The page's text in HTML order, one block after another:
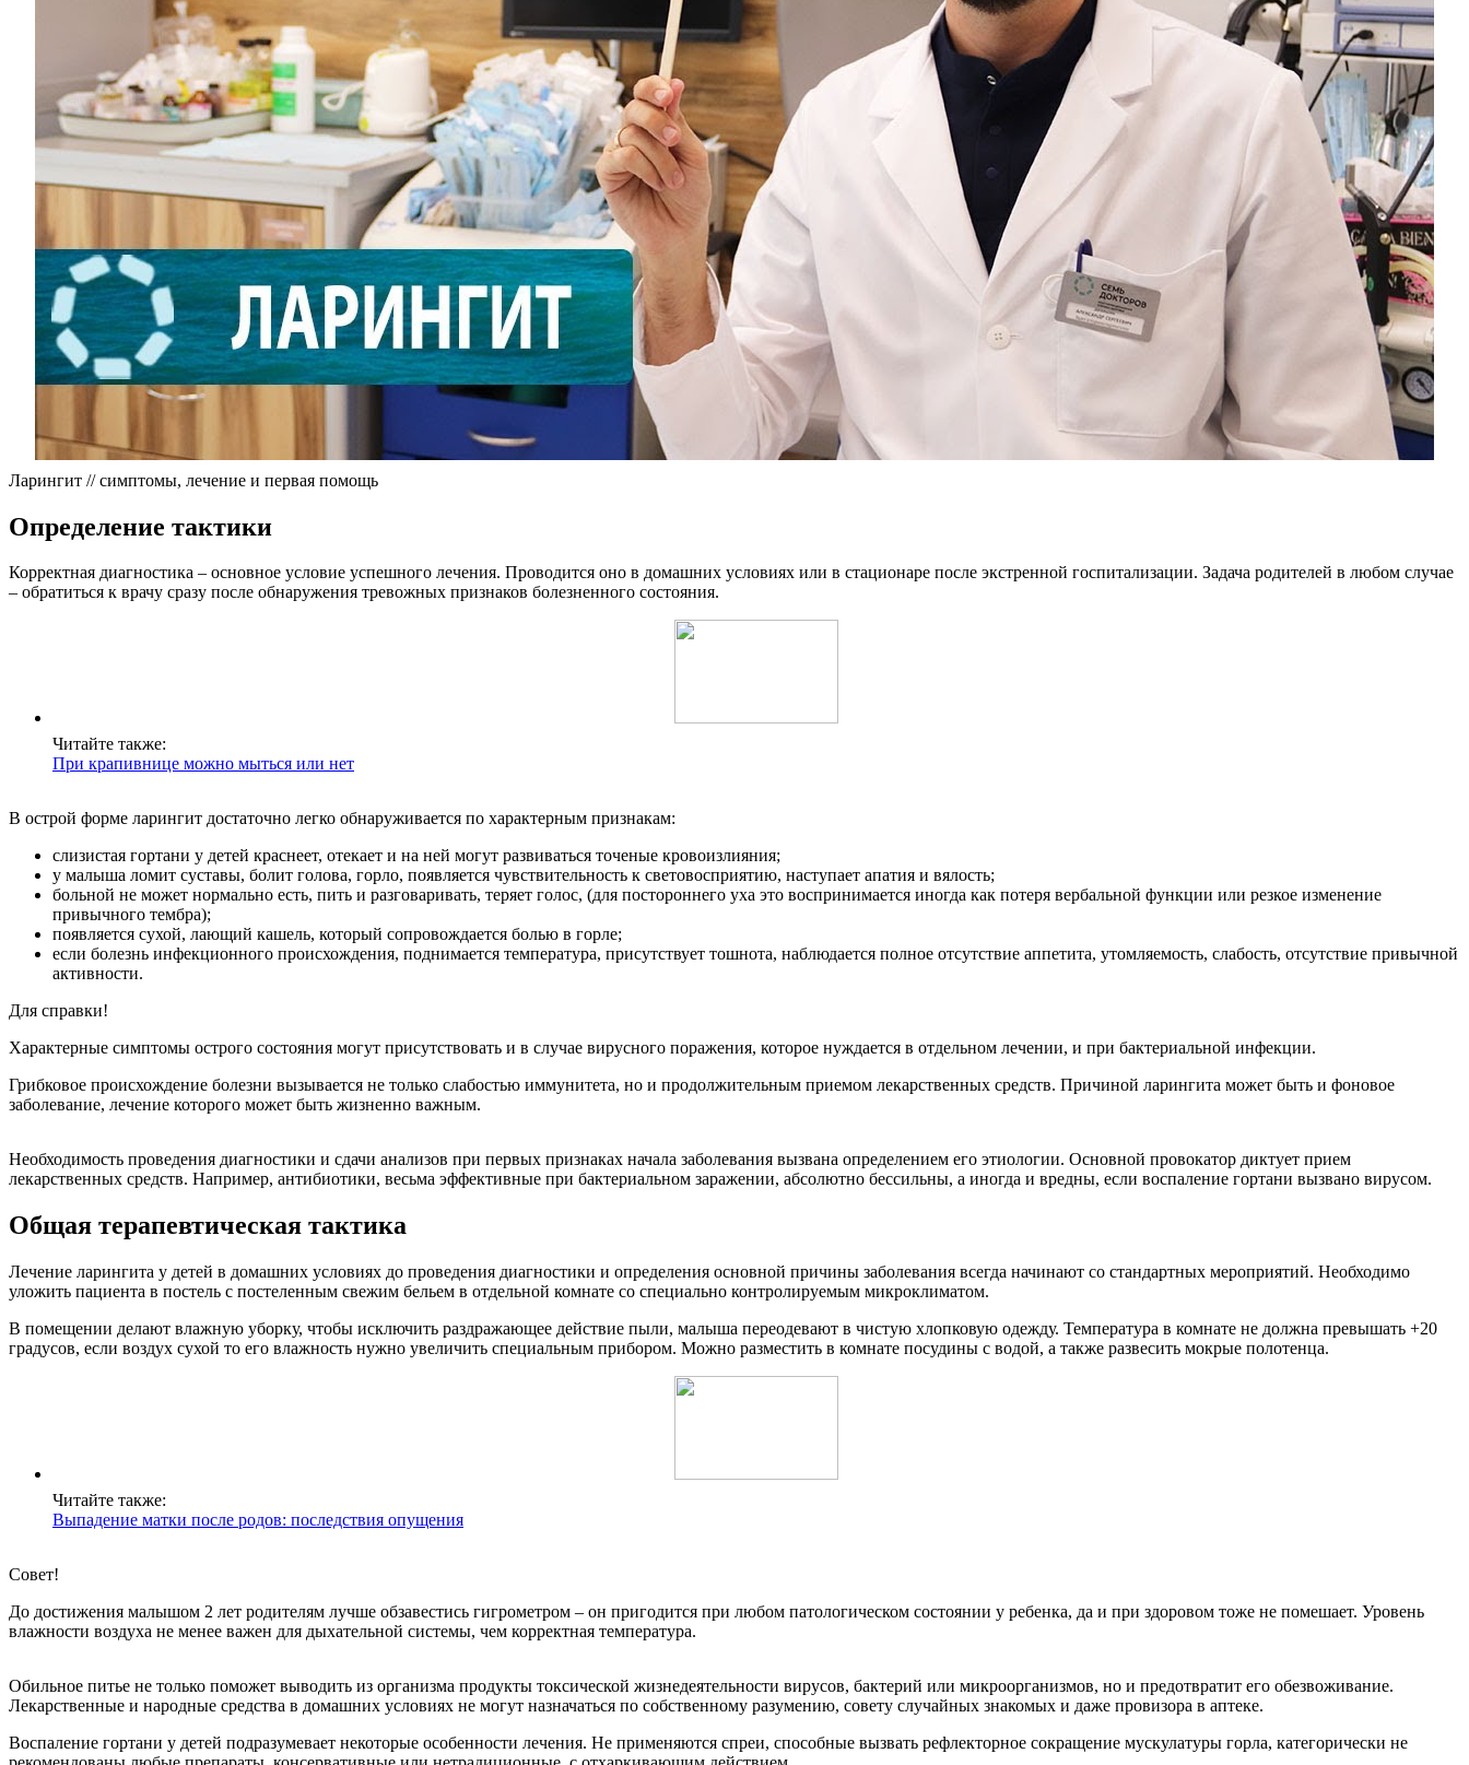
Ларингит // симптомы, лечение и первая помощь
Определение тактики
Корректная диагностика – основное условие успешного лечения. Проводится оно в домашних условиях или в стационаре после экстренной госпитализации. Задача родителей в любом случае
– обратиться к врачу сразу после обнаружения тревожных признаков болезненного состояния.
Читайте также:
При крапивнице можно мыться или нет
В острой форме ларингит достаточно легко обнаруживается по характерным признакам:
слизистая гортани у детей краснеет, отекает и на ней могут развиваться точеные кровоизлияния;
у малыша ломит суставы, болит голова, горло, появляется чувствительность к световосприятию, наступает апатия и вялость;
больной не может нормально есть, пить и разговаривать, теряет голос, (для постороннего уха это воспринимается иногда как потеря вербальной функции или резкое изменение
привычного тембра);
появляется сухой, лающий кашель, который сопровождается болью в горле;
если болезнь инфекционного происхождения, поднимается температура, присутствует тошнота, наблюдается полное отсутствие аппетита, утомляемость, слабость, отсутствие привычной
активности.
Для справки!
Характерные симптомы острого состояния могут присутствовать и в случае вирусного поражения, которое нуждается в отдельном лечении, и при бактериальной инфекции.
Грибковое происхождение болезни вызывается не только слабостью иммунитета, но и продолжительным приемом лекарственных средств. Причиной ларингита может быть и фоновое
заболевание, лечение которого может быть жизненно важным.
Необходимость проведения диагностики и сдачи анализов при первых признаках начала заболевания вызвана определением его этиологии. Основной провокатор диктует прием
лекарственных средств. Например, антибиотики, весьма эффективные при бактериальном заражении, абсолютно бессильны, а иногда и вредны, если воспаление гортани вызвано вирусом.
Общая терапевтическая тактика
Лечение ларингита у детей в домашних условиях до проведения диагностики и определения основной причины заболевания всегда начинают со стандартных мероприятий. Необходимо
уложить пациента в постель с постеленным свежим бельем в отдельной комнате со специально контролируемым микроклиматом.
В помещении делают влажную уборку, чтобы исключить раздражающее действие пыли, малыша переодевают в чистую хлопковую одежду. Температура в комнате не должна превышать +20
градусов, если воздух сухой то его влажность нужно увеличить специальным прибором. Можно разместить в комнате посудины с водой, а также развесить мокрые полотенца.
Читайте также:
Выпадение матки после родов: последствия опущения
Совет!
До достижения малышом 2 лет родителям лучше обзавестись гигрометром – он пригодится при любом патологическом состоянии у ребенка, да и при здоровом тоже не помешает. Уровень
влажности воздуха не менее важен для дыхательной системы, чем корректная температура.
Обильное питье не только поможет выводить из организма продукты токсической жизнедеятельности вирусов, бактерий или микроорганизмов, но и предотвратит его обезвоживание.
Лекарственные и народные средства в домашних условиях не могут назначаться по собственному разумению, совету случайных знакомых и даже провизора в аптеке.
Воспаление гортани у детей подразумевает некоторые особенности лечения. Не применяются спреи, способные вызвать рефлекторное сокращение мускулатуры горла, категорически не